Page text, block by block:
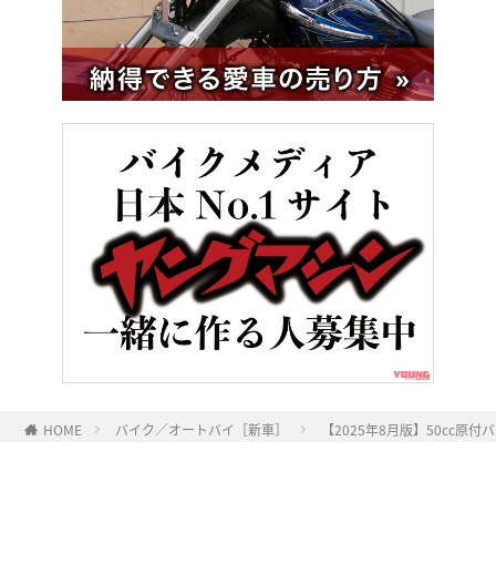
HOME バイク／オートバイ［新車］ 【2025年8月版】50cc原付